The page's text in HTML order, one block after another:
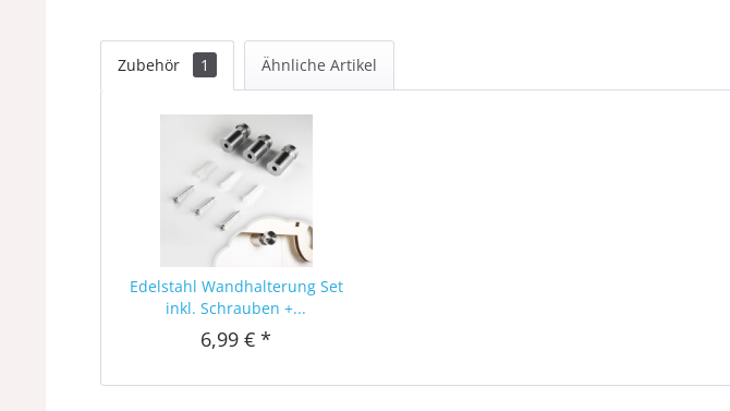
Zubehör 1 Ähnliche Artikel
Edelstahl Wandhalterung Set
inkl. Schrauben +...
6,99 € *